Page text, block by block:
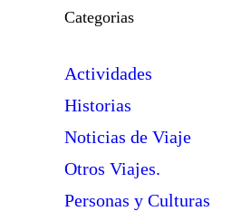
Categorias
Actividades
Historias
Noticias de Viaje
Otros Viajes.
Personas y Culturas